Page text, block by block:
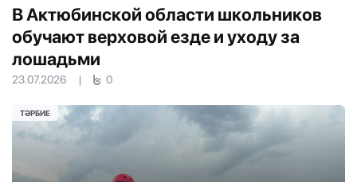
В Актюбинской области школьников
обучают верховой езде и уходу за
лошадьми
23.07.2026 | 0
ТӘРБИЕ